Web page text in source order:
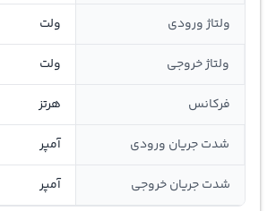
ولتاژ ورودی ولت
ولتاژ خروجی ولت
فرکانس هرتز
شدت جریان ورودی آمپر
شدت جریان خروجی آمپر